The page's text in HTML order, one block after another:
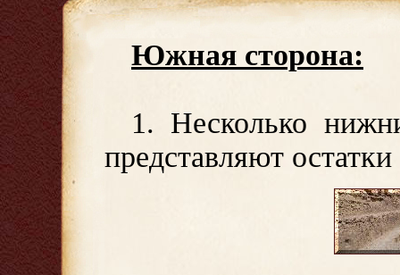
Южная сторона:
1. Несколько
представляют